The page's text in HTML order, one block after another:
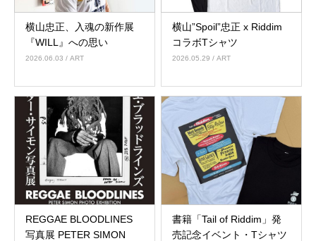
横山忠正、入魂の新作展
『WILL』への思い
2026.06.03 / ART
横山”Spoil”忠正 x Riddim
コラボTシャツ
2026.05.29 / ART
REGGAE BLOODLINES
写真展 PETER SIMON
書籍「Tail of Riddim」発
売記念イベント・Tシャツ